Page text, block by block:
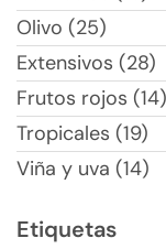
Olivo (25)
Extensivos (28)
Frutos rojos (14)
Tropicales (19)
Viña y uva (14)
Etiquetas